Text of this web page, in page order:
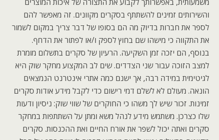
והשירותים זמינים להשתתף בסקרים מקוונים. זה מאפשר להם
לספר את חברות בדיוק מה הם בסופו של דבר צריך במקום לשמור
את התקווה כי מישהו שם בחוץ לספק ו/או לפתור את הדחף.
בנוסף, הם יזכה זמן השקיעה. הרעיון של סקרים בתשלום מומרת
למצב הזוכה עבור שני הצדדים. שים לב המקצוע מחקר שוק היא
לגיטימית במידה רבה, אך ישנם כמה אתרי אינטרנט הנמצאים
הונאה. מעולם לא לשלם דמי רישום כדי לקבל מידע אודות סקרים
זמינות. זכור שיש לך משהו כי החוקרים של שווי שוק: ניסיון ודעות
שלו כצרכן. משתמש מידע לנהל משא ומתן על השתתפות במחקר
סקרים ואתה יכול לשפר את אורח החיים ואת ההכנסות. סקרים